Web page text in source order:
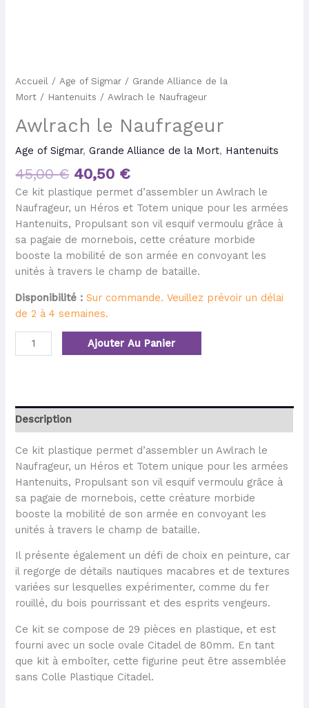
Accueil /Age of Sigmar / Grande Alliance de la
Mort / Hantenuits / Awlrach le Naufrageur
Awlrach le Naufrageur
Age of Sigmar,Grande Alliance de la Mort, Hantenuits
45,00€ 40,50 €
Ce kit plastique permet d’assembler un Awlrach le
Naufrageur, un Héros et Totem unique pour les armées
Hantenuits, Propulsant son vil esquif vermoulu grâce à
sa pagaie de mornebois, cette créature morbide
booste la mobilité de son armée en convoyant les
unités à travers le champ de bataille.
Disponibilité : Sur commande. Veuillez prévoir un délai
de 2 à 4 semaines.
Ajouter Au Panier
Description
Ce kit plastique permet d’assembler un Awlrach le
Naufrageur, un Héros et Totem unique pour les armées
Hantenuits, Propulsant son vil esquif vermoulu grâce à
sa pagaie de mornebois, cette créature morbide
booste la mobilité de son armée en convoyant les
unités à travers le champ de bataille.
Il présente également un défi de choix en peinture, car
il regorge de détails nautiques macabres et de textures
variées sur lesquelles expérimenter, comme du fer
rouillé, du bois pourrissant et des esprits vengeurs.
Ce kit se compose de 29 pièces en plastique, et est
fourni avec un socle ovale Citadel de 80mm. En tant
que kit à emboîter, cette figurine peut être assemblée
sans Colle Plastique Citadel.